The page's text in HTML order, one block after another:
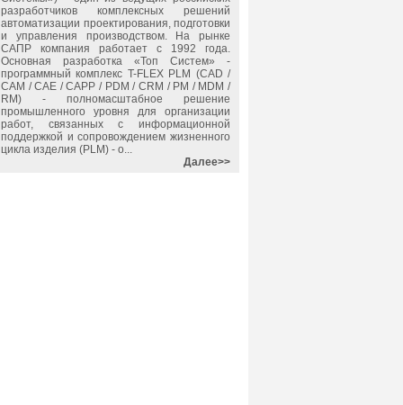
разработчиков комплексных решений
автоматизации проектирования, подготовки
и управления производством. На рынке
САПР компания работает с 1992 года.
Основная разработка «Топ Систем» -
программный комплекс T-FLEX PLM (CAD /
CAM / CAE / CAPP / PDM / CRM / PM / MDM /
RM) - полномасштабное решение
промышленного уровня для организации
работ, связанных с информационной
поддержкой и сопровождением жизненного
цикла изделия (PLM) - о...
Далее>>